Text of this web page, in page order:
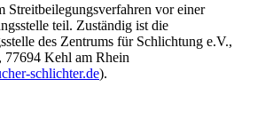
Streitbeilegungsverfahren vor einer
teil. Zuständig ist die
des Zentrums für Schlichtung e.V.,
77694 Kehl am Rhein
schlichter.de).